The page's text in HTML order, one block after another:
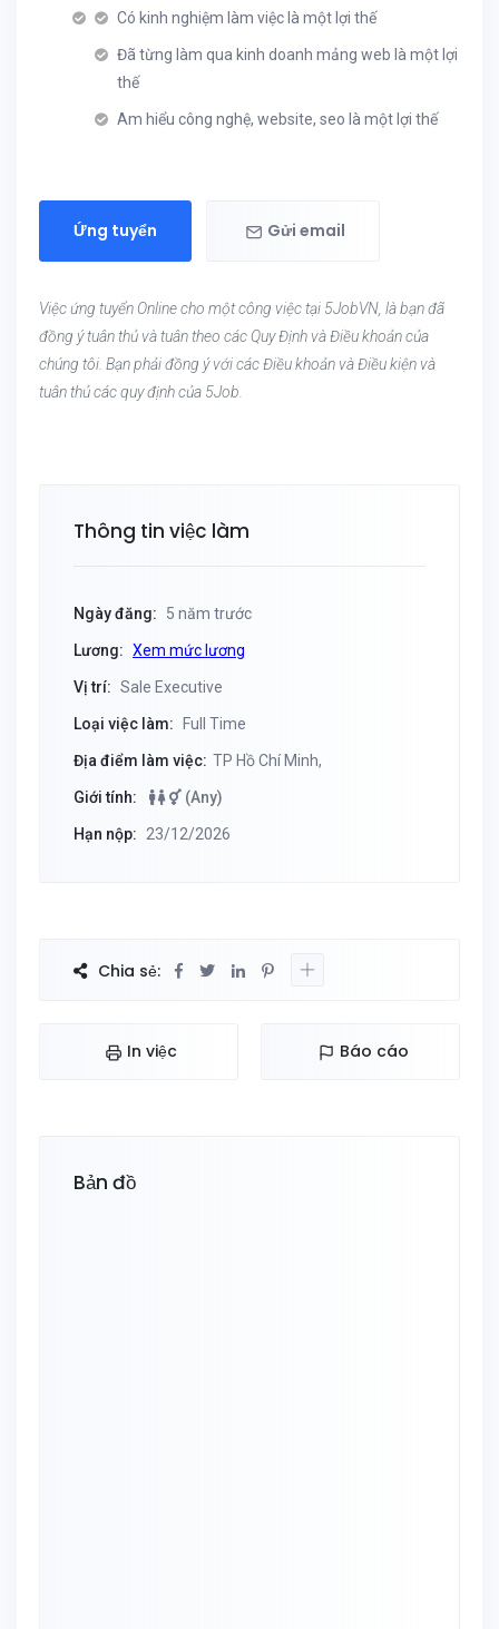
Có kinh nghiệm làm việc là một lợi thế
Đã từng làm qua kinh doanh mảng web là một lợi
thế
Am hiểu công nghệ, website, seo là một lợi thế
Ứng tuyển Gửi email
Việc ứng tuyển Online cho một công việc tại 5JobVN, là bạn đã
đồng ý tuân thủ và tuân theo các Quy Định và Điều khoản của
chúng tôi. Bạn phải đồng ý với các Điều khoản và Điều kiện và
tuân thủ các quy định của 5Job.
Thông tin việc làm
Ngày đăng: 5 năm trước
Lương: Xem mức lương
Vị trí: Sale Executive
Loại việc làm: Full Time
Địa điểm làm việc: TP Hồ Chí Minh,
Giới tính: (Any)
Hạn nộp: 23/12/2026
Chia sẻ:
In việc Báo cáo
Bản đồ